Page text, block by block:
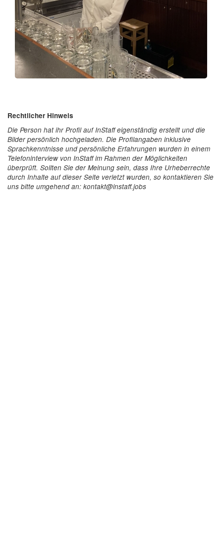
Rechtlicher Hinweis
Die Person hat ihr Profil auf InStaff eigenständig erstellt und die
Bilder persönlich hochgeladen. Die Profilangaben inklusive
Sprachkenntnisse und persönliche Erfahrungen wurden in einem
Telefoninterview von InStaff im Rahmen der Möglichkeiten
überprüft. Sollten Sie der Meinung sein, dass Ihre Urheberrechte
durch Inhalte auf dieser Seite verletzt wurden, so kontaktieren Sie
uns bitte umgehend an: kontakt@instaff.jobs